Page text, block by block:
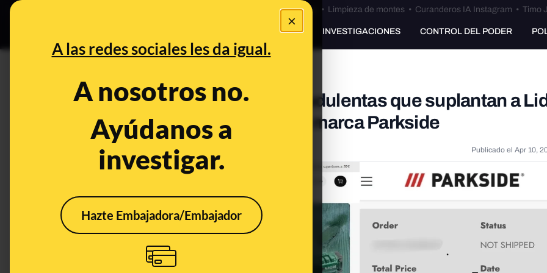
×
A las redes sociales les da igual.
A nosotros no.
Ayúdanos a
investigar.
Hazte Embajadora/Embajador
Bulos Ceuta • Limpieza de montes• Curanderos IA Instagram • Timo
PREBUNKING INVESTIGACIONES CONTROL DEL PODER
Cuidado con las tiendas online fraudulentas que suplantan a
ofrecen productos rebajados de la marca Parkside
Publicado el Apr 10,